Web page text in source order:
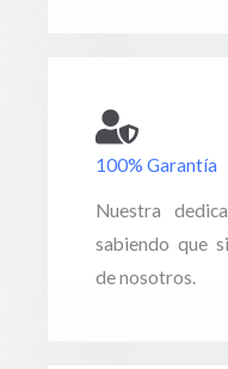
100% Garantía
Nuestra
sabiendo que
de nosotros.